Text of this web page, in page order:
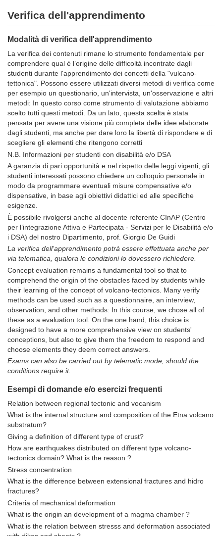
Verifica dell'apprendimento
Modalità di verifica dell'apprendimento
La verifica dei contenuti rimane lo strumento fondamentale per
comprendere qual è l’origine delle difficoltà incontrate dagli
studenti durante l'apprendimento dei concetti della "vulcano-
tettonica". Possono essere utilizzati diversi metodi di verifica come
per esempio un questionario, un'intervista, un'osservazione e altri
metodi: In questo corso come strumento di valutazione abbiamo
scelto tutti questi metodi. Da un lato, questa scelta è stata
pensata per avere una visione più completa delle idee elaborate
dagli studenti, ma anche per dare loro la libertà di rispondere e di
scegliere gli elementi che ritengono corretti
N.B. Informazioni per studenti con disabilità e/o DSA
A garanzia di pari opportunità e nel rispetto delle leggi vigenti, gli
studenti interessati possono chiedere un colloquio personale in
modo da programmare eventuali misure compensative e/o
dispensative, in base agli obiettivi didattici ed alle specifiche
esigenze.
È possibile rivolgersi anche al docente referente CInAP (Centro
per l’integrazione Attiva e Partecipata - Servizi per le Disabilità e/o
i DSA) del nostro Dipartimento, prof. Giorgio De Guidi
La verifica dell’apprendimento potrà essere effettuata anche per
via telematica, qualora le condizioni lo dovessero richiedere.
Concept evaluation remains a fundamental tool so that to
comprehend the origin of the obstacles faced by students while
their learning of the concept of volcano-tectonics. Many verify
methods can be used such as a questionnaire, an interview,
observation, and other methods: In this course, we chose all of
these as a evaluation tool. On the one hand, this choice is
designed to have a more comprehensive view on students'
conceptions, but also to give them the freedom to respond and
choose elements they deem correct answers.
Exams can also be carried out by telematic mode, should the
conditions require it.
Esempi di domande e/o esercizi frequenti
Relation between regional tectonic and vocanism
What is the internal structure and composition of the Etna volcano
substratum?
Giving a definition of different type of crust?
How are earthquakes distributed on different type volcano-
tectonics domain? What is the reason ?
Stress concentration
What is the difference between extensional fractures and hidro
fractures?
Criteria of mechanical deformation
What is the origin an development of a magma chamber ?
What is the relation between stresss and deformation associated